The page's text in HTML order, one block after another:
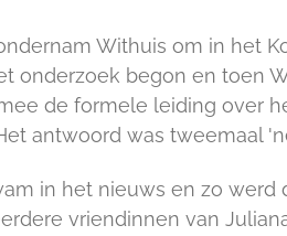
Withuis om in het
onderzoek begon en toen
de formele leiding over
antwoord was tweemaal
in het nieuws en zo
vriendinnen van